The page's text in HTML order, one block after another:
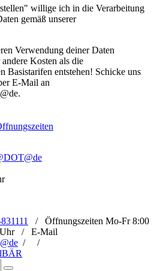
willige ich in die Verarbeitung
gemäß unserer
Verwendung deiner Daten
Kosten als die
Basistarifen entstehen! Schicke uns
E-Mail an
.
/ Öffnungszeiten Mo-Fr 8:00
Uhr / E-Mail
/ /